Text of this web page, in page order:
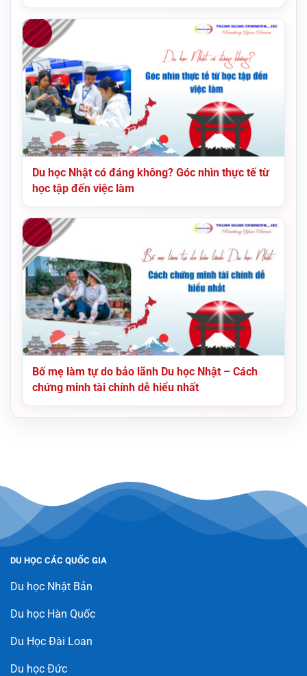
Du học Nhật có đáng không? Góc nhìn thực tế từ
học tập đến việc làm
Bố mẹ làm tự do bảo lãnh Du học Nhật – Cách
chứng minh tài chính dễ hiểu nhất
DU HỌC CÁC QUỐC GIA
Du học Nhật Bản
Du học Hàn Quốc
Du Học Đài Loan
Du học Đức